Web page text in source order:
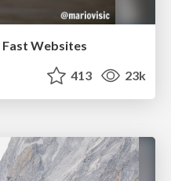
Websites
413 23k